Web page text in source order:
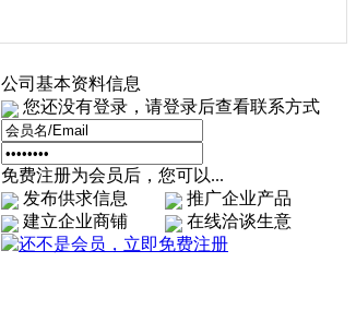
公司基本资料信息
您还没有登录，请登录后查看联系方式
免费注册为会员后，您可以...
发布供求信息
推广企业产品
建立企业商铺
在线洽谈生意